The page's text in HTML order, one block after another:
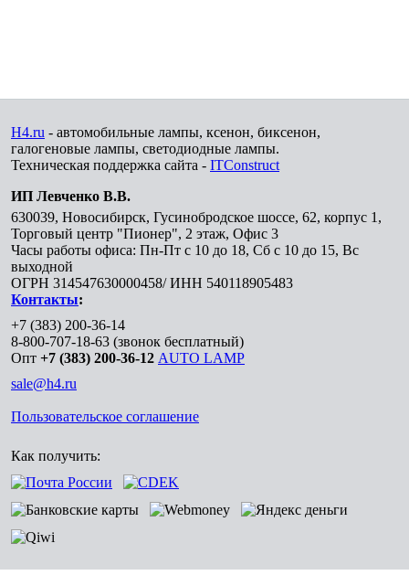
H4.ru - автомобильные лампы, ксенон, биксенон,
галогеновые лампы, светодиодные лампы.
Техническая поддержка сайта - ITConstruct
ИП Левченко В.В.
630039, Новосибирск, Гусинобродское шоссе, 62, корпус 1,
Торговый центр "Пионер", 2 этаж, Офис 3
Часы работы офиса: Пн-Пт с 10 до 18, Сб с 10 до 15, Вс
выходной
ОГРН 314547630000458/ ИНН 540118905483
Контакты:
+7 (383) 200-36-14
8-800-707-18-63 (звонок бесплатный)
Опт +7 (383) 200-36-12 AUTO LAMP
sale@h4.ru
Пользовательское соглашение
Как получить: